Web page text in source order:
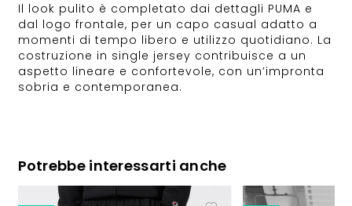
Il look pulito è completato dai dettagli PUMA e
dal logo frontale, per un capo casual adatto a
momenti di tempo libero e utilizzo quotidiano. La
costruzione in single jersey contribuisce a un
aspetto lineare e confortevole, con un’impronta
sobria e contemporanea.
Potrebbe interessarti anche